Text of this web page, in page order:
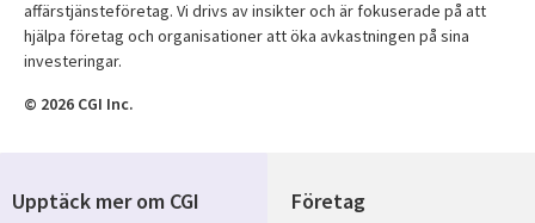
affärstjänsteföretag. Vi drivs av insikter och är fokuserade på att
hjälpa företag och organisationer att öka avkastningen på sina
investeringar.
© 2026 CGI Inc.
Företag
Upptäck mer om CGI